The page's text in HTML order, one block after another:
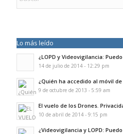
Lo más leído
¿LOPD y Videovigilancia:
14 de julio de 2014 - 12:29 pm
¿Quién ha accedido al móvil de
9 de octubre de 2013 - 5:59 am
El vuelo de los Drones.
10 de abril de 2014 - 9:15 pm
¿Videovigilancia y LOPD: